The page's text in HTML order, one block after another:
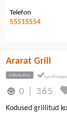
Telefon
55515554
Ararat Grill
SÜDALINN
0 365
Kodused grillitud